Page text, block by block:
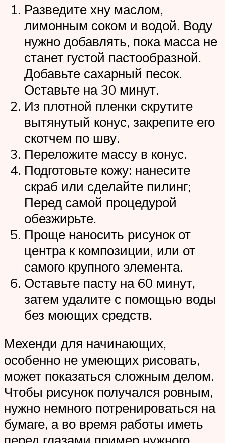
Разведите хну маслом,
лимонным соком и водой. Воду
нужно добавлять, пока масса не
станет густой пастообразной.
Добавьте сахарный песок.
Оставьте на 30 минут.
Из плотной пленки скрутите
вытянутый конус, закрепите его
скотчем по шву.
Переложите массу в конус.
Подготовьте кожу: нанесите
скраб или сделайте пилинг;
Перед самой процедурой
обезжирьте.
Проще наносить рисунок от
центра к композиции, или от
самого крупного элемента.
Оставьте пасту на 60 минут,
затем удалите с помощью воды
без моющих средств.
Мехенди для начинающих,
особенно не умеющих рисовать,
может показаться сложным делом.
Чтобы рисунок получался ровным,
нужно немного потренироваться на
бумаге, а во время работы иметь